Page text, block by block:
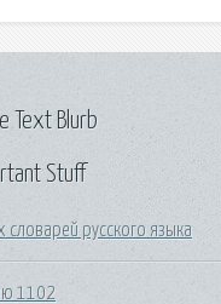
Stuff
словарей русского языка
1102
Text Blurb